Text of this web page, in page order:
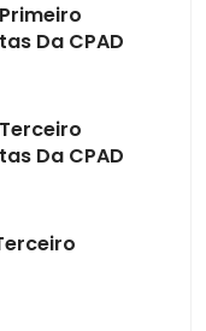
Da CPAD
Da CPAD